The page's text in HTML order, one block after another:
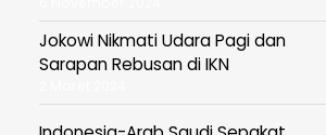
Jokowi Nikmati Udara Pagi dan
Sarapan Rebusan di IKN